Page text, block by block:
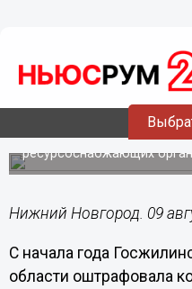
Более 1,5 млн
выписала
коммунальщикам
Жители пожаловались
ресурсоснабжающих
Нижний Новгород. 09
С начала года
области оштрафовала